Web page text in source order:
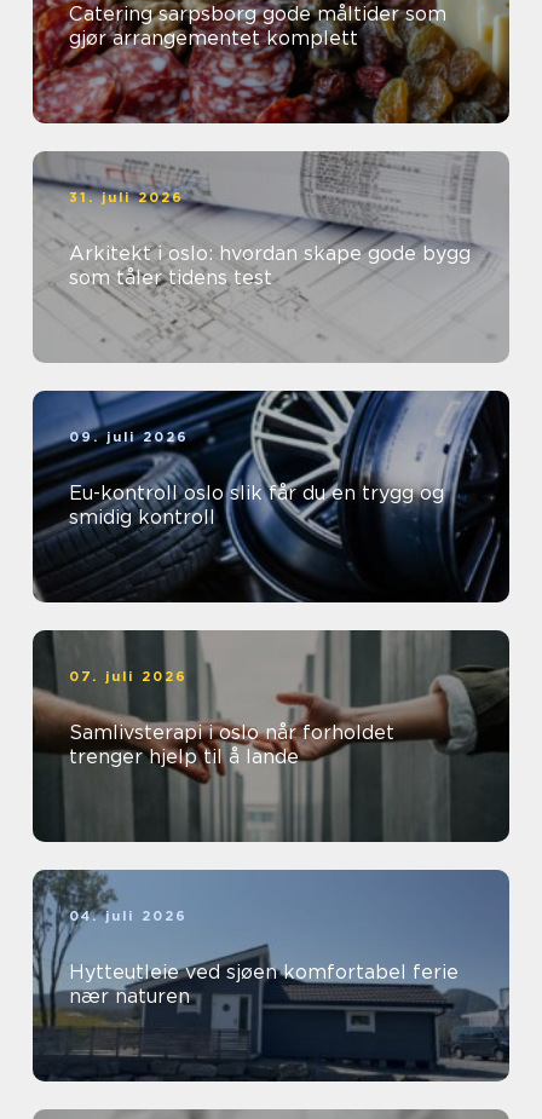
Catering sarpsborg gode måltider som
gjør arrangementet komplett
31. juli 2026
Arkitekt i oslo: hvordan skape gode bygg
som tåler tidens test
09. juli 2026
Eu-kontroll oslo slik får du en trygg og
smidig kontroll
07. juli 2026
Samlivsterapi i oslo når forholdet
trenger hjelp til å lande
04. juli 2026
Hytteutleie ved sjøen komfortabel ferie
nær naturen